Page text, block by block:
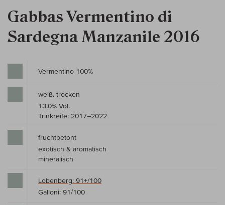
Gabbas Vermentino di
Sardegna Manzanile 2016
Vermentino 100%
weiß, trocken
13,0% Vol.
Trinkreife: 2017–2022
fruchtbetont
exotisch & aromatisch
mineralisch
Lobenberg: 91+/100
Galloni: 91/100